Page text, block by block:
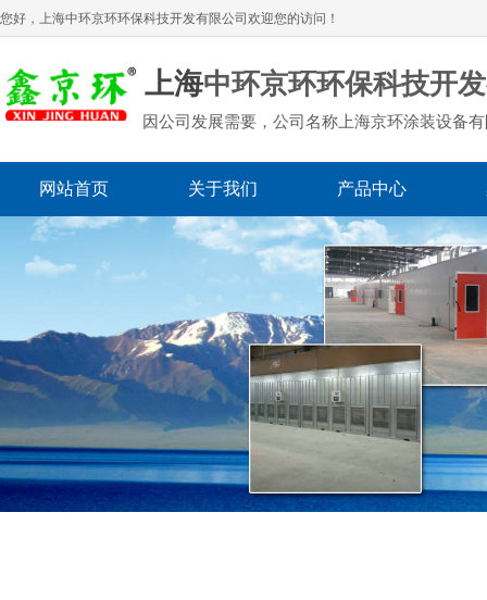
您好，上海中环京环环保科技开发有限公司 欢迎您的访问！
上海中环京环环保科技开
因公司发展需要，公司名称上海京环涂装设备
网站首页 关于我们 产品中心